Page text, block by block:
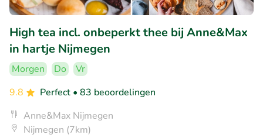
High tea incl. onbeperkt thee bij Anne&Max
in hartje Nijmegen
Morgen Do
Vr
9.8
Perfect • 83 beoordelingen
Anne&Max Nijmegen
Nijmegen (7km)